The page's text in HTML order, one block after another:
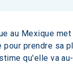
au Mexique
prendre sa
qu'elle va